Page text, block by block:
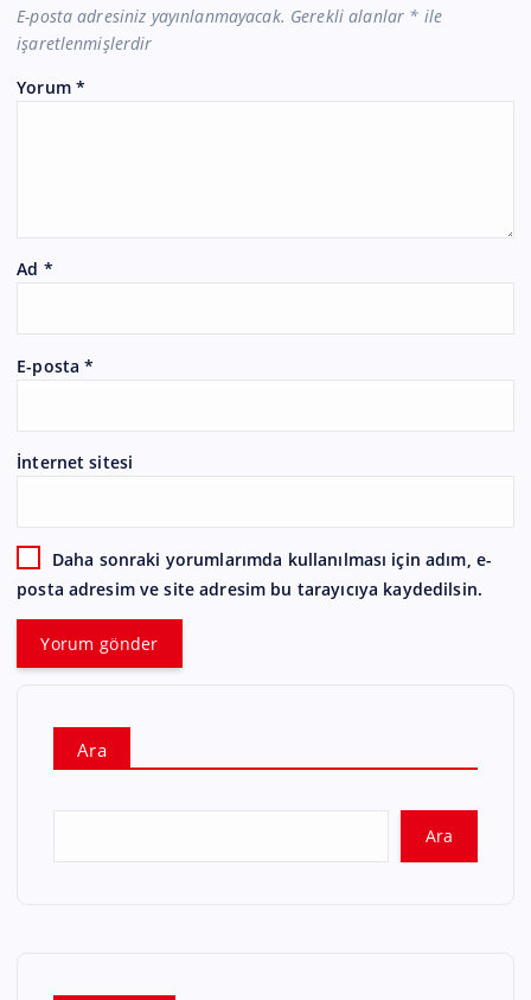
E-posta adresiniz yayınlanmayacak. Gerekli alanlar * ile
işaretlenmişlerdir
Yorum *
Ad *
E-posta*
İnternet sitesi
Daha sonraki yorumlarımda kullanılması için adım, e-
posta adresim ve site adresim bu tarayıcıya kaydedilsin.
Ara
Ara